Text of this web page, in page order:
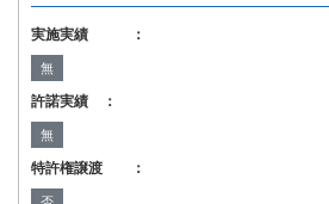
実施実績 ：
無
許諾実績 ：
無
特許権譲渡 ：